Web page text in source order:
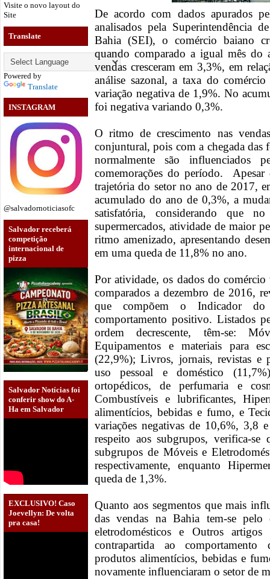
Visite o novo layout do
Site
Translate
Powered by
Translate
INSTAGRAM
@salvadornoticiasofc
Salvador receberá
competição
internacional de
pizza
Salvador Notícias foi
conferir show do A-
Ha em Salvador
EXCLUSIVO! Caso
Joevellyn: De volta
pra casa!
De acordo com dados apurados
analisados pela Superintendência
Bahia (SEI), o comércio baiano
quando comparado a igual mês
vendas cresceram em 3,3%, em
análise sazonal, a taxa do
variação negativa de 1,9%. No
foi negativa variando 0,3%.
O ritmo de crescimento nas
conjuntural, pois com a chegada das
normalmente são influenciados
comemorações do período. Apesar
trajetória do setor no ano de 2017,
acumulado do ano de 0,3%, a
satisfatória, considerando que
supermercados, atividade de maior
ritmo amenizado, apresentando
em uma queda de 11,8% no ano.
Por atividade, os dados do
comparados a dezembro de 2016,
que compõem o Indicador do
comportamento positivo. Listados
ordem decrescente, têm-se:
Equipamentos e materiais para
(22,9%); Livros, jornais, revistas e
uso pessoal e doméstico
ortopédicos, de perfumaria e
Combustíveis e lubrificantes,
alimentícios, bebidas e fumo, e
variações negativas de 10,6%, 3,8
respeito aos subgrupos, verifica-se
subgrupos de Móveis e
respectivamente, enquanto
queda de 1,3%.
Quanto aos segmentos que mais
das vendas na Bahia tem-se
eletrodomésticos e Outros
contrapartida ao comportamento
produtos alimentícios, bebidas e
novamente influenciaram o setor de